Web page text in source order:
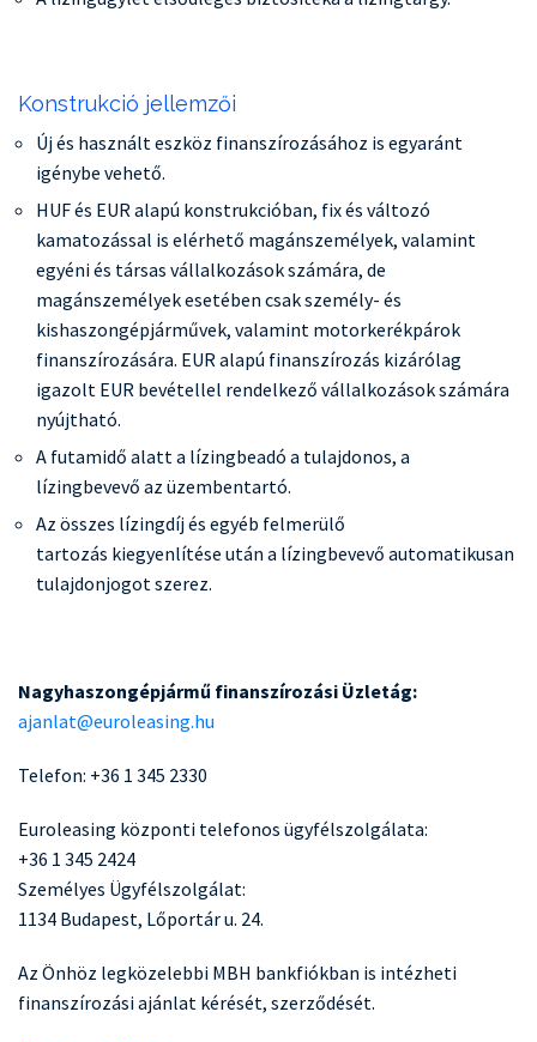
Konstrukció jellemzői
Új és használt eszköz finanszírozásához is egyaránt
igénybe vehető.
HUF és EUR alapú konstrukcióban, fix és változó
kamatozással is elérhető magánszemélyek, valamint
egyéni és társas vállalkozások számára, de
magánszemélyek esetében csak személy- és
kishaszongépjárművek, valamint motorkerékpárok
finanszírozására. EUR alapú finanszírozás kizárólag
igazolt EUR bevétellel rendelkező vállalkozások számára
nyújtható.
A futamidő alatt a lízingbeadó a tulajdonos, a
lízingbevevő az üzembentartó.
Az összes lízingdíj és egyéb felmerülő
tartozás kiegyenlítése után a lízingbevevő automatikusan
tulajdonjogot szerez.
Nagyhaszongépjármű finanszírozási Üzletág:
ajanlat@euroleasing.hu
Telefon: +36 1 345 2330
Euroleasing központi telefonos ügyfélszolgálata:
+36 1 345 2424
Személyes Ügyfélszolgálat:
1134 Budapest, Lőportár u. 24.
Az Önhöz legközelebbi MBH bankfiókban is intézheti
finanszírozási ajánlat kérését, szerződését.